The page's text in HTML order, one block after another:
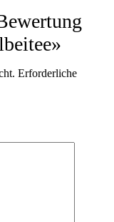
Erforderliche